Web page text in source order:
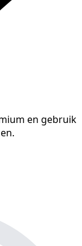
en gebruik